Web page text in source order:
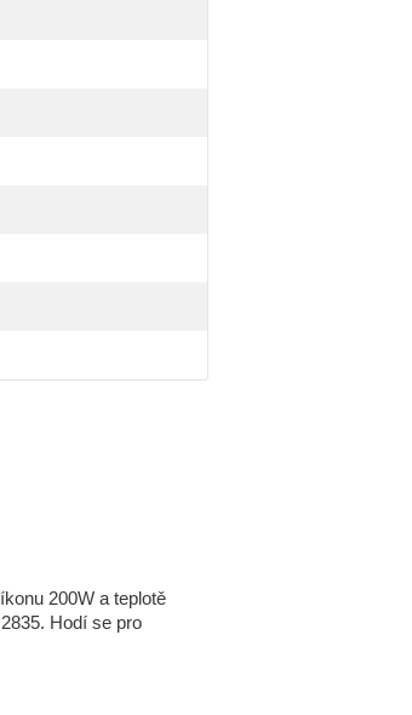
200W a teplotě
Hodí se pro